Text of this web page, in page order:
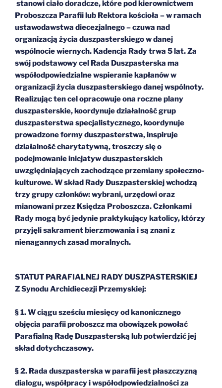
stanowi ciało doradcze, które pod kierownictwem
Proboszcza Parafii lub Rektora kościoła – w ramach
ustawodawstwa diecezjalnego – czuwa nad
organizacją życia duszpasterskiego w danej
wspólnocie wiernych. Kadencja Rady trwa 5 lat. Za
swój podstawowy cel Rada Duszpasterska ma
współodpowiedzialne wspieranie kapłanów w
organizacji życia duszpasterskiego danej wspólnoty.
Realizując ten cel opracowuje ona roczne plany
duszpasterskie, koordynuje działalność grup
duszpasterstwa specjalistycznego, koordynuje
prowadzone formy duszpasterstwa, inspiruje
działalność charytatywną, troszczy się o
podejmowanie inicjatyw duszpasterskich
uwzględniających zachodzące przemiany społeczno-
kulturowe. W skład Rady Duszpasterskiej wchodzą
trzy grupy członków: wybrani, urzędowi oraz
mianowani przez Księdza Proboszcza. Członkami
Rady mogą być jedynie praktykujący katolicy, którzy
przyjęli sakrament bierzmowania i są znani z
nienagannych zasad moralnych.
STATUT PARAFIALNEJ RADY DUSZPASTERSKIEJ
Z Synodu Archidiecezji Przemyskiej:
§ 1. W ciągu sześciu miesięcy od kanonicznego
objęcia parafii proboszcz ma obowiązek powołać
Parafialną Radę Duszpasterską lub potwierdzić jej
skład dotychczasowy.
§ 2. Rada duszpasterska w parafii jest płaszczyzną
dialogu, współpracy i współodpowiedzialności za